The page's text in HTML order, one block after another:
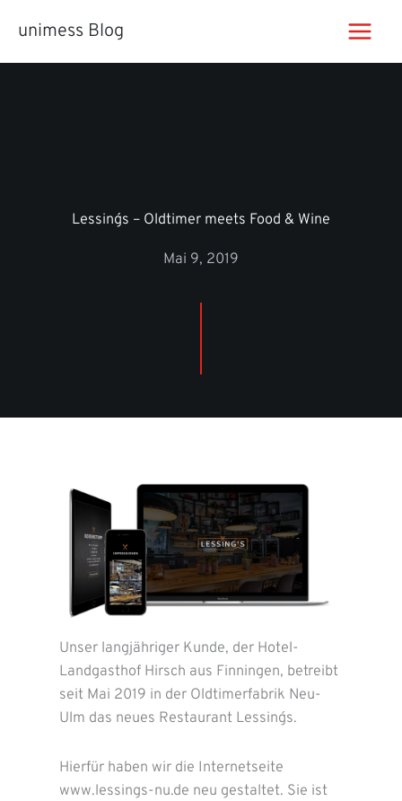
Inhaltunimess Blog
Lessing´s – Oldtimer meets Food & Wine
Mai 9, 2019
Unser langjähriger Kunde, der Hotel-
Landgasthof Hirsch aus Finningen, betreibt
seit Mai 2019 in der Oldtimerfabrik Neu-
Ulm das neues Restaurant Lessing´s.
Hierfür haben wir die Internetseite
www.lessings-nu.de neu gestaltet. Sie ist